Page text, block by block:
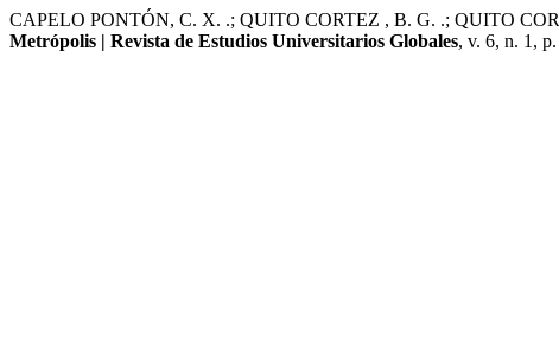
CAPELO PONTÓN, C. X. .; QUITO CORTEZ , B. G. .; QUITO
Metrópolis | Revista de Estudios Universitarios Globales, v. 6, n. 1,